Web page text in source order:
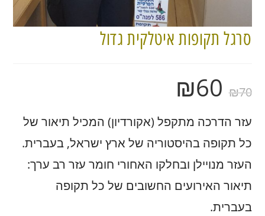
סרגל תקופות איטלקית גדול
₪70
₪60
עזר הדרכה מתקפל (אקורדיון) המכיל תיאור של
כל תקופה בהיסטוריה של ארץ ישראל, בעברית.
העזר מנויילן ובחלקו האחורי חומר עזר רב ערך:
תיאור האירועים החשובים של כל תקופה
בעברית.